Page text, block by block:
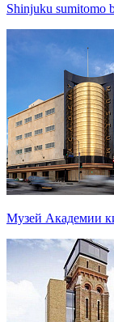
Shinjuku sumitomo
Музей Академии